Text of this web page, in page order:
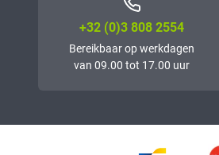
+32 (0)3 808 2554
Bereikbaar op werkdagen
van 09.00 tot 17.00 uur